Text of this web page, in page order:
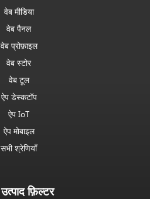
वेब मीडिया
वेब पैनल
वेब प्रोफ़ाइल
वेब स्टोर
वेब टूल
ऐप डेस्कटॉप
ऐप IoT
ऐप मोबाइल
सभी श्रेणियाँ
उत्पाद फ़िल्टर